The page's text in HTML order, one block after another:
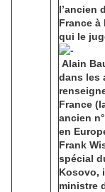
l’ancien
France à
qui le
Alain
dans les
France
ancien
en
Frank
spécial
Kosovo,
ministre